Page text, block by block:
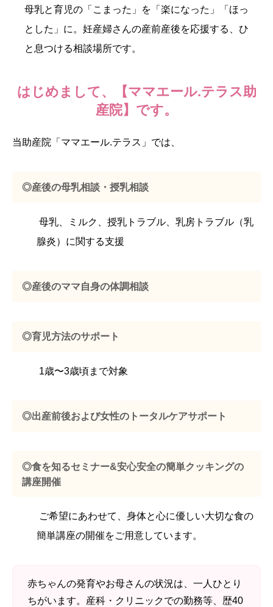
母乳と育児の「こまった」を「楽になった」「ほっ
とした」に。妊産婦さんの産前産後を応援する、ひ
と息つける相談場所です。
はじめまして、【ママエール.テラス助
産院】です。
当助産院「ママエール.テラス」では、
◎産後の母乳相談・授乳相談
母乳、ミルク、授乳トラブル、乳房トラブル（乳
腺炎）に関する支援
◎産後のママ自身の体調相談
◎育児方法のサポート
1歳〜3歳頃まで対象
◎出産前後および女性のトータルケアサポート
◎食を知るセミナー&安心安全の簡単クッキングの
講座開催
ご希望にあわせて、身体と心に優しい大切な食の
簡単講座の開催をご用意しています。
赤ちゃんの発育やお母さんの状況は、一人ひとり
ちがいます。産科・クリニックでの勤務等、歴40